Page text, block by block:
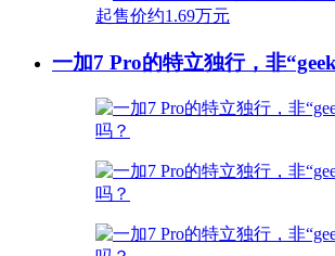
一加7 Pro的特立独行，非